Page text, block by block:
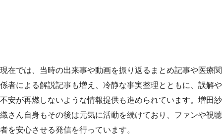
現在では、当時の出来事や動画を振り返るまとめ記事や医療関
係者による解説記事も増え、冷静な事実整理とともに、誤解や
不安が再燃しないような情報提供も進められています。増田紗
織さん自身もその後は元気に活動を続けており、ファンや視聴
者を安心させる発信を行っています。